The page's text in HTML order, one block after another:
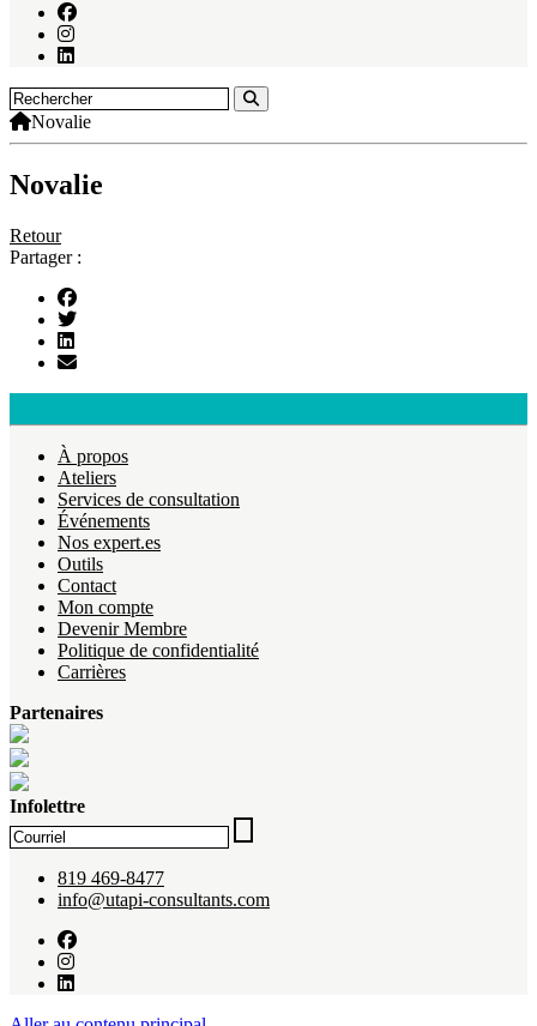
Novalie
Novalie
Retour
Partager :
À propos
Ateliers
Services de consultation
Événements
Nos expert.es
Outils
Contact
Mon compte
Devenir Membre
Politique de confidentialité
Carrières
Partenaires
Infolettre
819 469-8477
info@utapi-consultants.com